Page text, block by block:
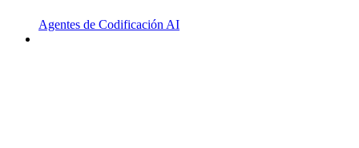
Agentes de Codificación AI